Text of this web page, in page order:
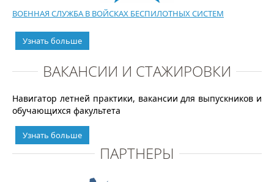
ВОЕННАЯ СЛУЖБА В ВОЙСКАХ БЕСПИЛОТНЫХ СИСТЕМ
Узнать больше
ВАКАНСИИ И СТАЖИРОВКИ
Навигатор летней практики, вакансии для выпускников и
обучающихся факультета
Узнать больше
ПАРТНЕРЫ